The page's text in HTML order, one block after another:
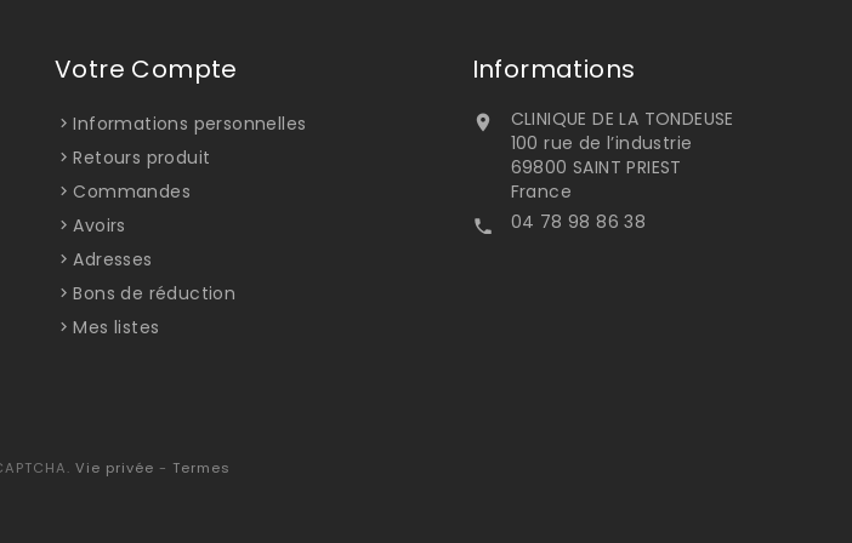
Votre Compte
Informations personnelles
Retours produit
Commandes
Avoirs
Adresses
Bons de réduction
Mes listes
Informations

CLINIQUE DE LA TONDEUSE
100 rue de l’industrie
69800 SAINT PRIEST
France
 04 78 98 86 38
Vie privée - Termes